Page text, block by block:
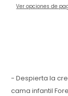
Ver opciones de
- Despierta la
cama infantil